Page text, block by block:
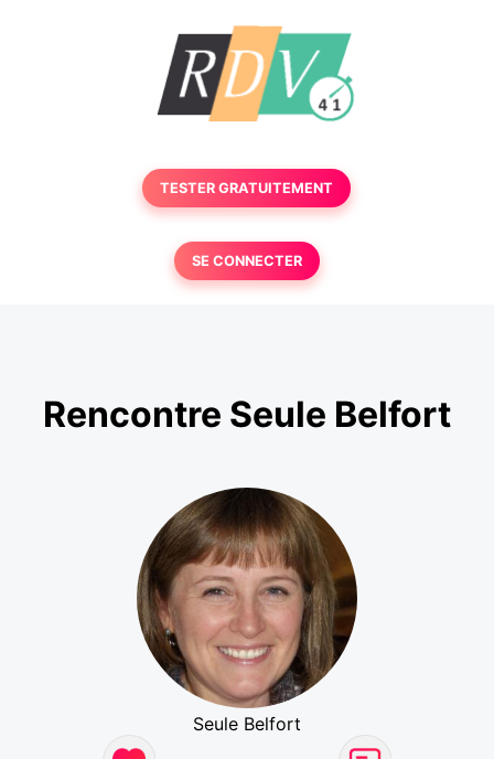
TESTER GRATUITEMENT
SE CONNECTER
Rencontre Seule Belfort
Seule Belfort